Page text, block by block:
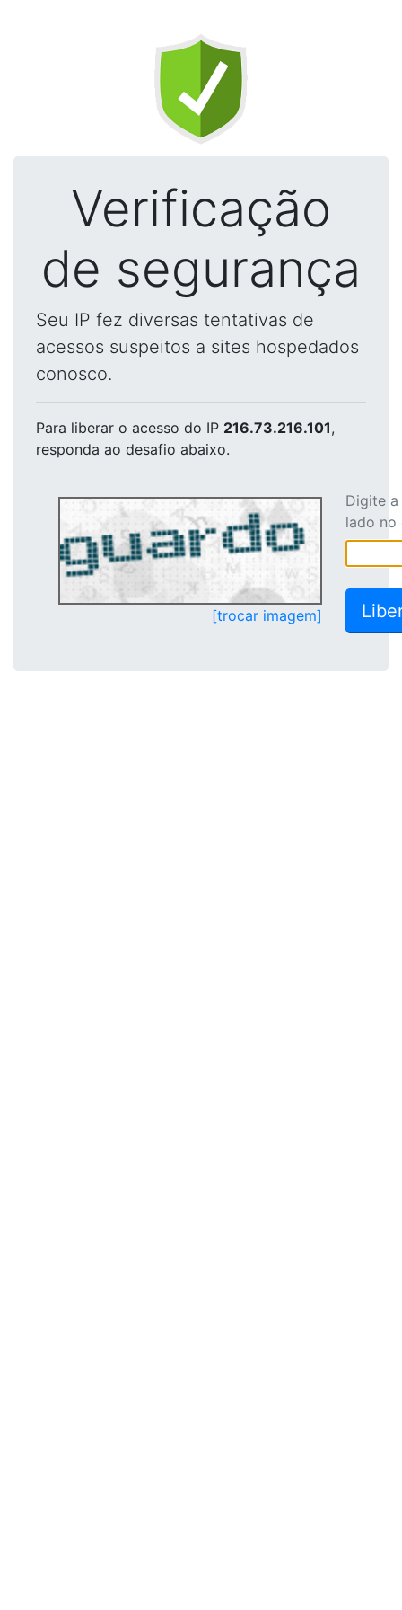
Verificação
de segurança
Seu IP fez diversas tentativas de
acessos suspeitos a sites hospedados
conosco.
Para liberar o acesso do IP 216.73.216.101,
responda ao desafio abaixo.
[trocar imagem]
Digite
lado no